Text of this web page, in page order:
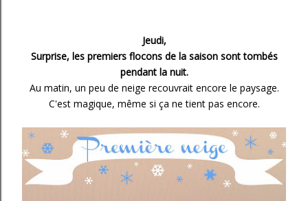
Jeudi,
Surprise, les premiers flocons de la saison sont tombés
pendant la nuit.
Au matin, un peu de neige recouvrait encore le paysage.
C'est magique, même si ça ne tient pas encore.